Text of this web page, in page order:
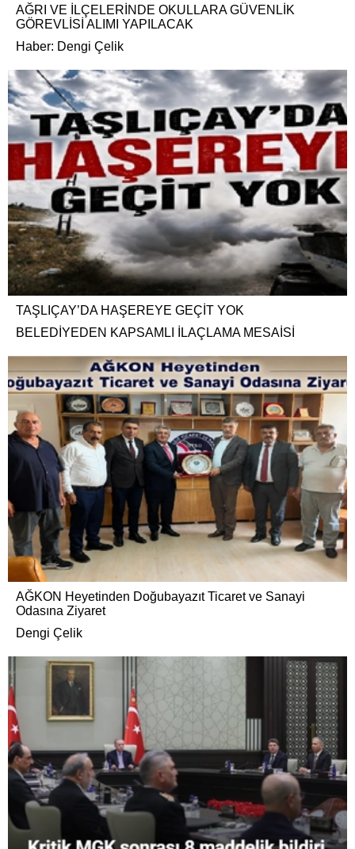
AĞRI VE İLÇELERİNDE OKULLARA GÜVENLİK
GÖREVLİSİ ALIMI YAPILACAK
Haber: Dengi Çelik
TAŞLIÇAY’DA HAŞEREYE GEÇİT YOK
BELEDİYEDEN KAPSAMLI İLAÇLAMA MESAİSİ
AĞKON Heyetinden Doğubayazıt Ticaret ve Sanayi
Odasına Ziyaret
Dengi Çelik